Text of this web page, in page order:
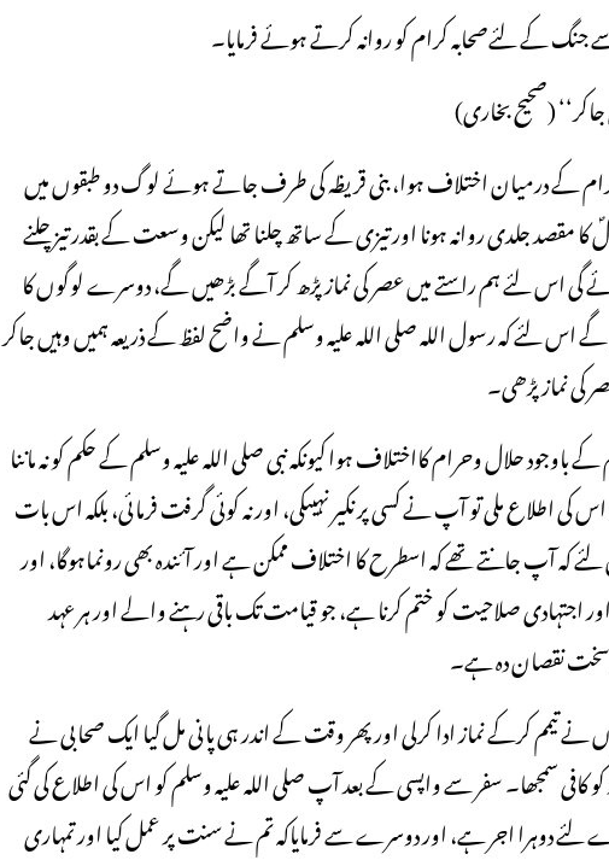
جاکر‘‘ (صحیح بخاری)
کے درمیان اختلاف ہوا، بنی قریظہ کی طرف جاتے ہوئے لوگ دو طبقوں میں
جلدی روانہ ہونا اور تیزی کے ساتھ چلنا تھا لیکن وسعت کے بقدر تیز چلنے
گی اس لئے ہم راستے میں عصر کی نماز پڑھ کر آگے بڑھیں گے، دوسرے لوگوں کا
گے اس لئے کہ رسول اللہ صلی اللہ علیہ وسلم نے واضح لفظ کے ذریعہ ہمیں وہیں جاکر
کی نماز پڑھی۔
باوجود حلال وحرام کااختلاف ہوا کیونکہ نبی صلی اللہ علیہ وسلم کے حکم کو نہ ماننا
ملی تو آپ نے کسی پر نکیر نہیںکی، اور نہ کوئی گرفت فرمائی، بلکہ اس بات
کہ آپ جانتے تھے کہ اسطرح کا اختلاف ممکن ہے اور آئندہ بھی رونماہوگا، اور
اجتہادی صلاحیت کو ختم کرنا ہے، جو قیامت تک باقی رہنے والے اور ہر عہد
نقصان دہ ہے۔
نے تیمم کرکے نماز ادا کرلی اور پھر وقت کے اندر ہی پانی مل گیا ایک صحابی نے
سمجھا۔ سفر سے واپسی کے بعد آپ صلی اللہ علیہ وسلم کو اس کی اطلاع کی گئی
دوہرا اجر ہے، اور دوسرے سے فرمایاکہ تم نے سنت پر عمل کیا اور تمہاری